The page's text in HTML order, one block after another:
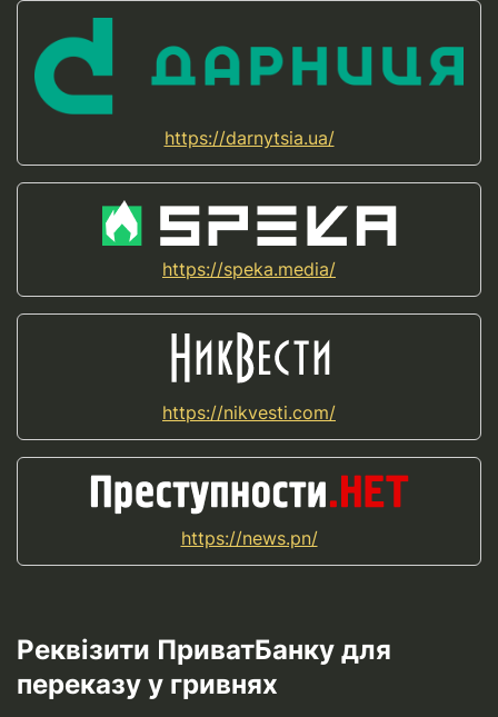
https://darnytsia.ua/
https://speka.media/
https://nikvesti.com/
https://news.pn/
Реквізити ПриватБанку для
переказу у гривнях